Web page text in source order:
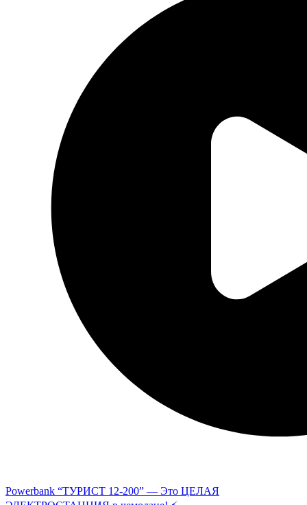
Powerbank “ТУРИСТ 12-200” — Это ЦЕЛАЯ